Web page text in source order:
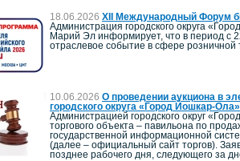
18.06.2026 XII Международный Форум
Администрация городского округа
Марий Эл информирует, что в период с
отраслевое событие в сфере розничной
10.06.2026 О проведении аукциона в
городского округа «Город Йошкар-Ола»
Администрацией городского округ
торгового объекта – павильона по
государственной информационной
(далее – официальный сайт торгов).
позднее рабочего дня, следующего за